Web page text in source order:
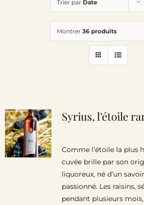
Le Domaine
Œnotourisme
Actualités
Partenaires
Contactez-nous
Trier par Date
Montrer 36 produits
Syrius, l’étoile
Comme l’étoile la plus
cuvée brille par son
liquoreux, né d’un
passionné. Les raisins,
pendant plusieurs